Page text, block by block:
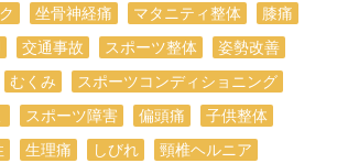
坐骨神経痛 マタニティ整体
膝痛
交通事故 スポーツ整体
姿勢改善
むくみ
スポーツコンディショニング
スポーツ障害 偏頭痛
子供整体
生理痛 しびれ
頸椎ヘルニア